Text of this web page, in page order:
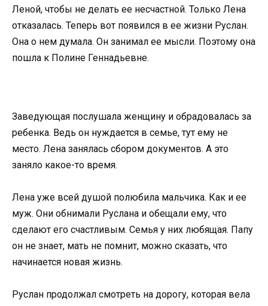
Леной, чтобы не делать ее несчастной. Только Лена
отказалась. Теперь вот появился в ее жизни Руслан.
Она о нем думала. Он занимал ее мысли. Поэтому она
пошла к Полине Геннадьевне.
Заведующая послушала женщину и обрадовалась за
ребенка. Ведь он нуждается в семье, тут ему не
место. Лена занялась сбором документов. А это
заняло какое-то время.
Лена уже всей душой полюбила мальчика. Как и ее
муж. Они обнимали Руслана и обещали ему, что
сделают его счастливым. Семья у них любящая. Папу
он не знает, мать не помнит, можно сказать, что
начинается новая жизнь.
Руслан продолжал смотреть на дорогу, которая вела